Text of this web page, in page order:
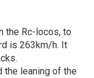
the Rc-locos, to
is 263km/h. It
the leaning of the